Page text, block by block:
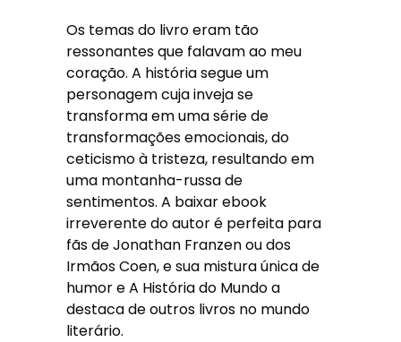
Os temas do livro eram tão
ressonantes que falavam ao meu
coração. A história segue um
personagem cuja inveja se
transforma em uma série de
transformações emocionais, do
ceticismo à tristeza, resultando em
uma montanha-russa de
sentimentos. A baixar ebook
irreverente do autor é perfeita para
fãs de Jonathan Franzen ou dos
Irmãos Coen, e sua mistura única de
humor e A História do Mundo a
destaca de outros livros no mundo
literário.